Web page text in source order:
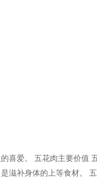
喜爱。 五花肉主要价值
滋补身体的上等食材。